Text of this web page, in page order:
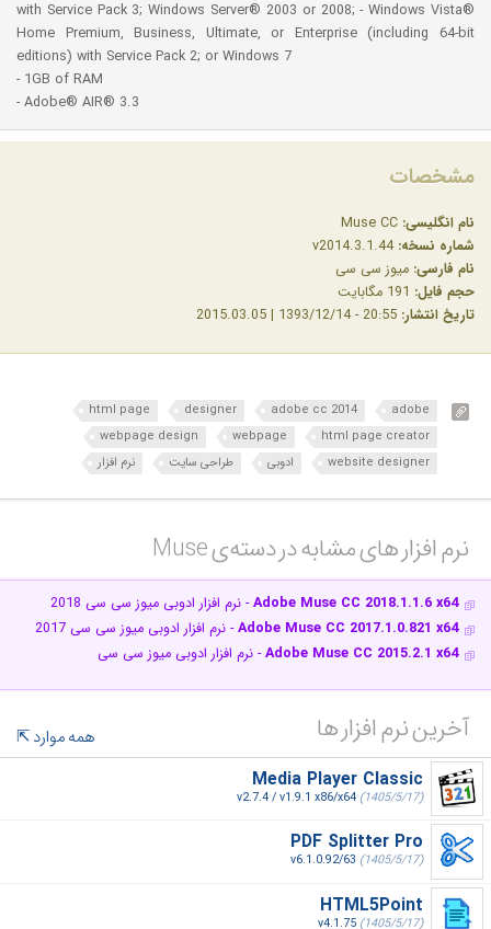
with Service Pack 3; Windows Server® 2003 or 2008; - Windows Vista®
Home Premium, Business, Ultimate, or Enterprise (including 64-bit
editions) with Service Pack 2; or Windows 7
- 1GB of RAM
- Adobe® AIR® 3.3
مشخصات
نام انگلیسی:
شماره نسخه: v2014.3.1.44
نام فارسی: میوز سی سی
حجم فایل:
تاریخ انتشار:
adobe
adobe cc 2014
designer
html page
html page creator
webpage
webpage design
website designer
ادوبی طراحی سایت نرم افزار
نرم افزار های مشابه در دسته‌ی‌ Muse‎
Adobe Muse CC 2018.1.1.6 x64- نرم افزار ادوبی میوز سی سی 2018
Adobe Muse CC 2017.1.0.821 x64- نرم افزار ادوبی میوز سی سی 2017
Adobe Muse CC 2015.2.1 x64- نرم افزار ادوبی میوز سی سی
آخرین نرم افزار ها
همه موارد
Media Player Classic
v2.7.4 / v1.9.1 x86/x64 (1405/5/17)
PDF Splitter Pro
v6.1.0.92/63 (1405/5/17)
HTML5Point
v4.1.75 (1405/5/17)